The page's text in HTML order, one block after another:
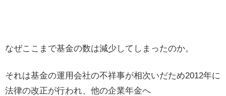
なぜここまで基金の数は減少してしまったのか。
それは基金の運用会社の不祥事が相次いだため2012年に
法律の改正が行われ、他の企業年金へ